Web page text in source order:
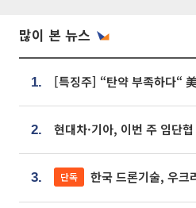
많이 본 뉴스
1.
2.
3. 단독 한국 드론기술, 우크라 전장서